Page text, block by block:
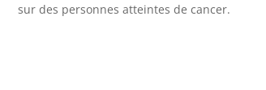
sur des personnes atteintes de cancer.